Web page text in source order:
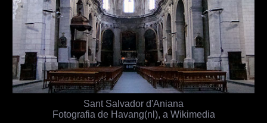
Sant Salvador d'Aniana
Fotografia de Havang(nl), a Wikimedia